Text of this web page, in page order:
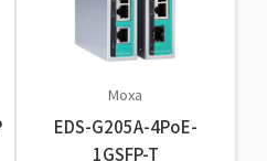
Moxa
EDS-G205A-4PoE-
1GSFP-T